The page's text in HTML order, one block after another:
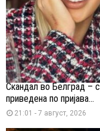
Скандал во Белград –
приведена по пријава...
21:01 - 7 август, 2026